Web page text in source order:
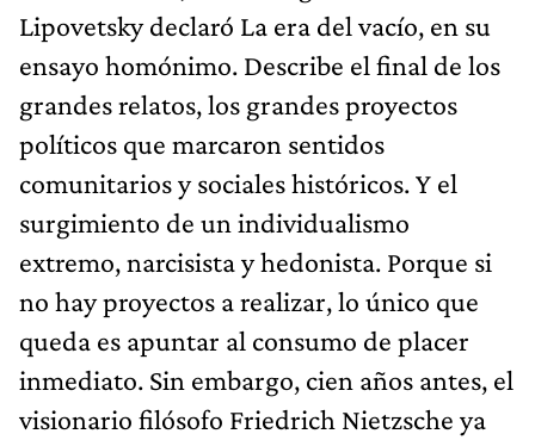
Lipovetsky declaró La era del vacío, en su
ensayo homónimo. Describe el final de los
grandes relatos, los grandes proyectos
políticos que marcaron sentidos
comunitarios y sociales históricos. Y el
surgimiento de un individualismo
extremo, narcisista y hedonista. Porque si
no hay proyectos a realizar, lo único que
queda es apuntar al consumo de placer
inmediato. Sin embargo, cien años antes, el
visionario filósofo Friedrich Nietzsche ya